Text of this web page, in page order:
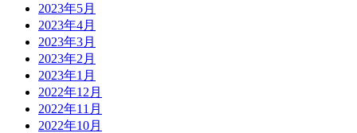
2023年5月
2023年4月
2023年3月
2023年2月
2023年1月
2022年12月
2022年11月
2022年10月